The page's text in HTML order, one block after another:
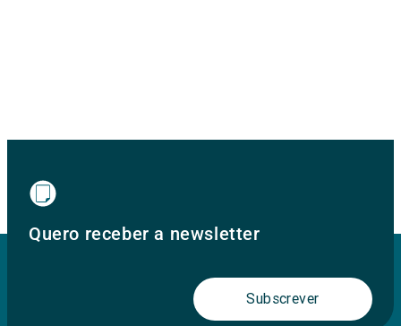
Quero receber a newsletter
Subscrever